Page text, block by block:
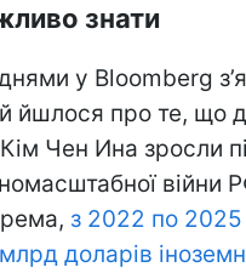
знати
у Bloomberg
йшлося про те, що
Чен Ина зросли
війни
з 2022 по 2025
доларів